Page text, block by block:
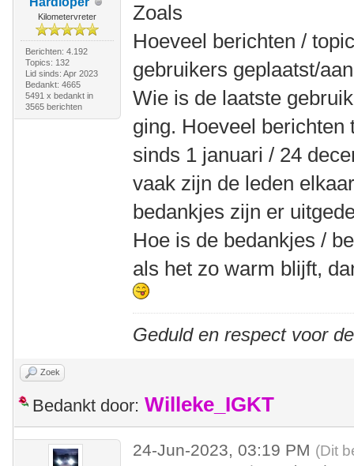
Kilometervreter
Berichten: 4.192
Topics: 132
Lid sinds: Apr 2023
Bedankt: 4665
5491 x bedankt in
3565 berichten
Zoals
Hoeveel berichten /
gebruikers geplaatst/
Wie is de laatste
ging. Hoeveel
sinds 1 januari / 24
vaak zijn de leden
bedankjes zijn er
Hoe is de bedankjes /
als het zo warm blijft,
Geduld en respect voor
Zoek
Bedankt door: Willeke_IGKT
24-Jun-2023, 03:19 PM (Dit